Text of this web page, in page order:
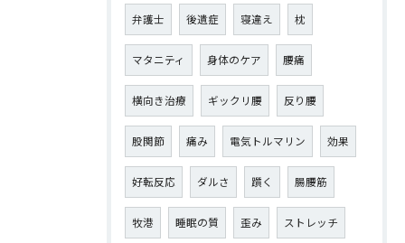
弁護士 後遺症 寝違え 枕
マタニティ 身体のケア 腰痛
横向き治療 ギックリ腰 反り腰
股関節 痛み 電気トルマリン 効果
好転反応 ダルさ 躓く 腸腰筋
牧港 睡眠の質 歪み ストレッチ